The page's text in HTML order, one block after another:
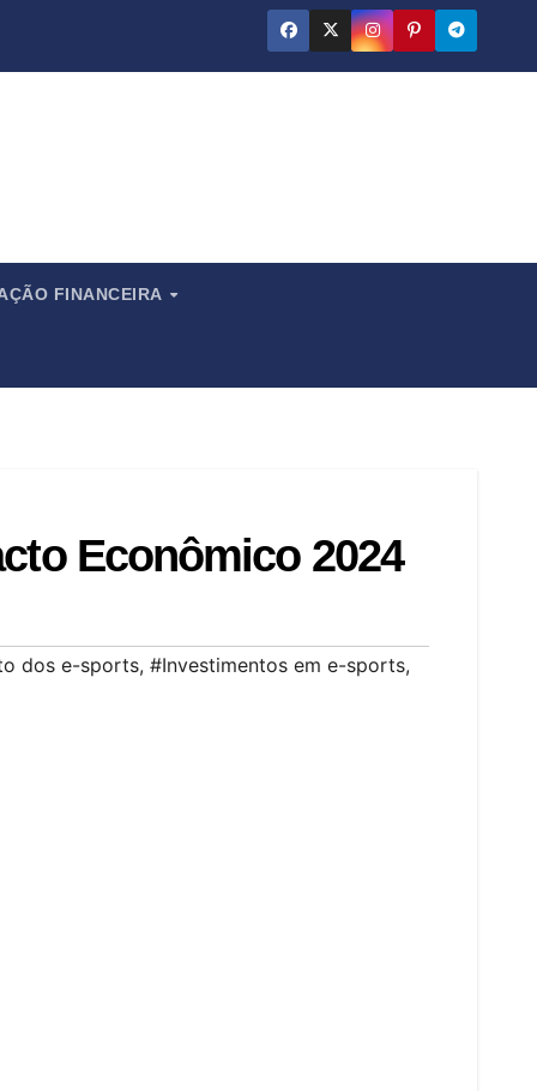
FINANCEIRA
Econômico 2024
dos e-sports, #Investimentos em e-sports,